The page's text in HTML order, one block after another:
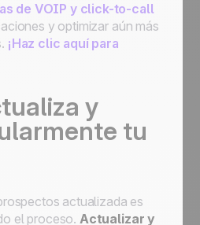
de VOIP y click-to-call
y optimizar aún más
¡Haz clic aquí para
y
tu
actualizada es
el proceso. Actualizar y